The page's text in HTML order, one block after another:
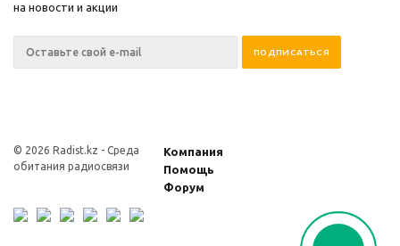
на новости и акции
© 2026 Radist.kz - Среда
обитания радиосвязи
Компания
Помощь
Форум